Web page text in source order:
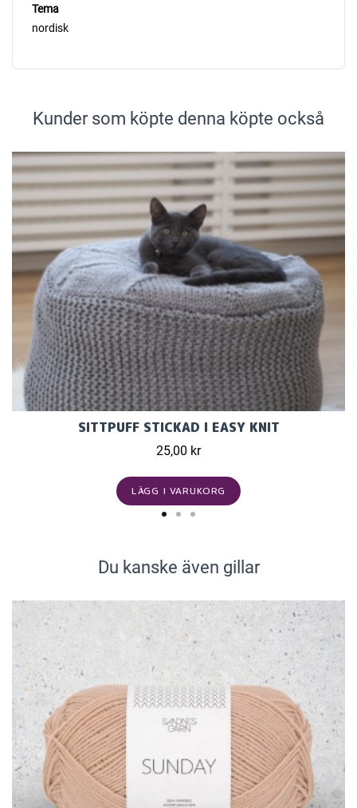
Tema
nordisk
Kunder som köpte denna köpte också
SITTPUFF STICKAD I EASY KNIT
25,00 kr
LÄGG I VARUKORG
Du kanske även gillar